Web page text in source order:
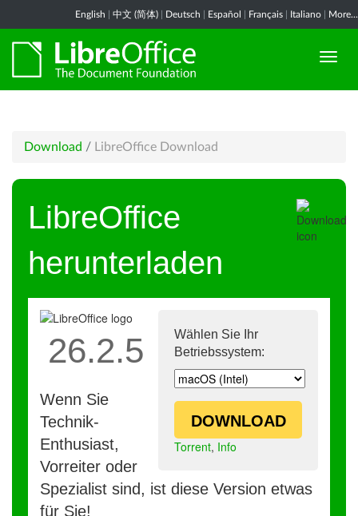
English 中文 (简体) Deutsch Español Français Italiano More...
Download / LibreOffice Download
LibreOffice
herunterladen
Wählen Sie Ihr
Betriebssystem:
DOWNLOAD
Torrent, Info
26.2.5
Wenn Sie
Technik-
Enthusiast,
Vorreiter oder
Spezialist sind, ist diese Version etwas
für Sie!